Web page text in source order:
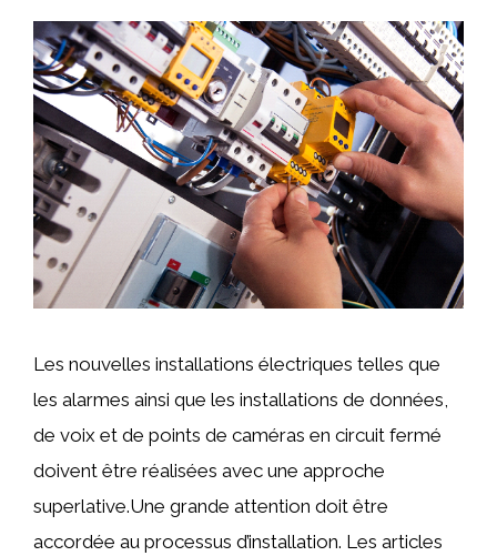
Les nouvelles installations électriques telles que
les alarmes ainsi que les installations de données,
de voix et de points de caméras en circuit fermé
doivent être réalisées avec une approche
superlative.Une grande attention doit être
accordée au processus d’installation. Les articles